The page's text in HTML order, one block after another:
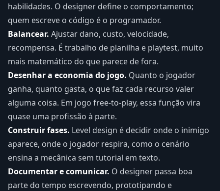
habilidades. O designer define o comportamento;
quem escreve o código é o programador.
Balancear. Ajustar dano, custo, velocidade,
recompensa. É trabalho de planilha e playtest, muito
mais matemático do que parece de fora.
Desenhar a economia do jogo. Quanto o jogador
ganha, quanto gasta, o que faz cada recurso valer
alguma coisa. Em jogo free-to-play, essa função vira
quase uma profissão à parte.
Construir fases. Level design é decidir onde o inimigo
aparece, onde o jogador respira, como o cenário
ensina a mecânica sem tutorial em texto.
Documentar e comunicar. O designer passa boa
parte do tempo escrevendo, prototipando e